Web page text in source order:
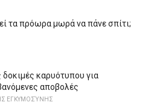
τα πρόωρα μωρά να πάνε σπίτι;
δοκιμές καρυότυπου για
αποβολές
ΕΓΚΥΜΟΣΎΝΗΣ